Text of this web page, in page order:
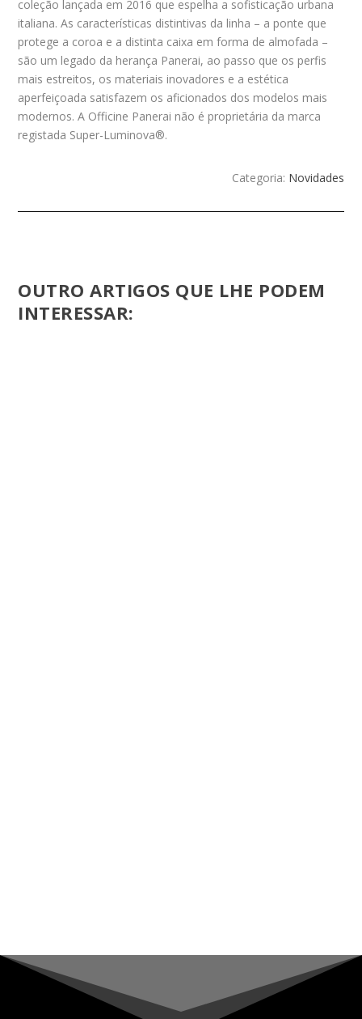
coleção lançada em 2016 que espelha a sofisticação urbana
italiana. As características distintivas da linha – a ponte que
protege a coroa e a distinta caixa em forma de almofada –
são um legado da herança Panerai, ao passo que os perfis
mais estreitos, os materiais inovadores e a estética
aperfeiçoada satisfazem os aficionados dos modelos mais
modernos. A Officine Panerai não é proprietária da marca
registada Super-Luminova®.
Categoria: Novidades
OUTRO ARTIGOS QUE LHE PODEM
INTERESSAR: